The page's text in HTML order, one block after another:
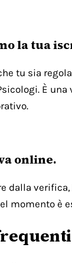
la tua
tu sia
È
online.
dalla
momento è